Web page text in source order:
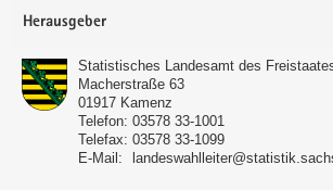
Footer-
Herausgeber
Statistisches Landesamt des
Macherstraße 63
01917 Kamenz
Telefon: 03578 33-1001
Telefax: 03578 33-1099
E-Mail: